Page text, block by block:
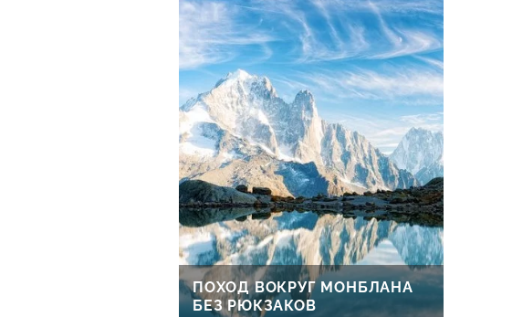
ПОХОД ВОКРУГ МОНБЛАНА
БЕЗ РЮКЗАКОВ